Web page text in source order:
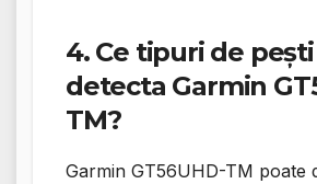
4. Ce tipuri de
detecta Garmin
TM?
Garmin GT56UHD-TM poate